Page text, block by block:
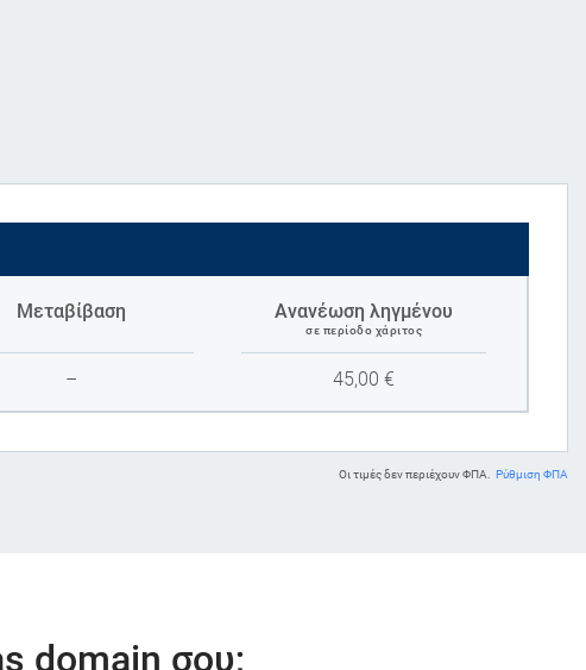
Μεταβίβαση Ανανέωση ληγμένου
σε περίοδο χάριτος
– 45,00 €
Οι τιμές δεν περιέχουν ΦΠΑ. Ρύθμιση ΦΠΑ
domain σου;